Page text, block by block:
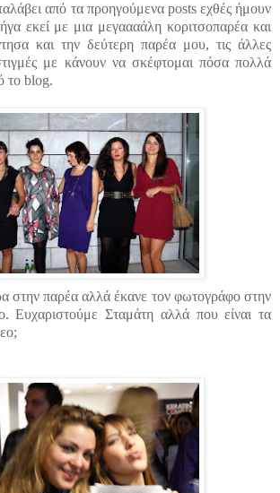
από τα προηγούμενα posts εχθές ήμουν
εκεί με μια μεγαααάλη κοριτσοπαρέα και
και την δεύτερη παρέα μου, τις άλλες
με κάνουν να σκέφτομαι πόσα πολλά
το blog.
στην παρέα αλλά έκανε τον φωτογράφο στην
Ευχαριστούμε Σταμάτη αλλά που είναι τα